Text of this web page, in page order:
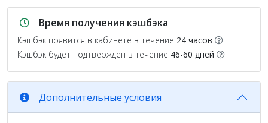
Время получения кэшбэка
Кэшбэк появится в кабинете в течение 24 часов
Кэшбэк будет подтвержден в течение 46-60 дней
Дополнительные условия